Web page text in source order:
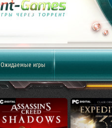
Ожидаемые игры